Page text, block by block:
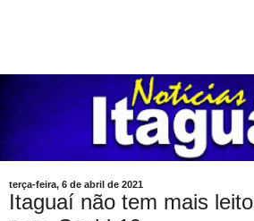
terça-feira, 6 de abril de 2021
Itaguaí não tem mais